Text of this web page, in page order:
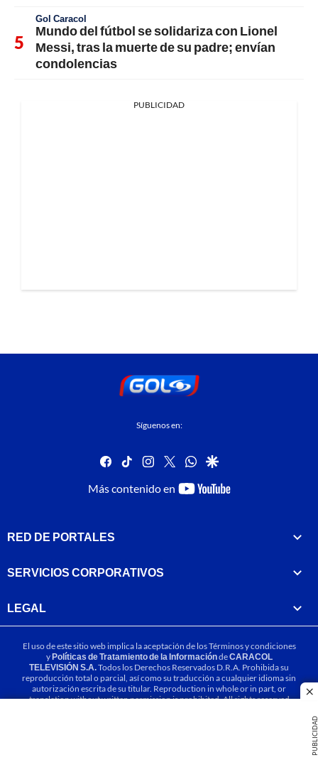
PUBLICIDAD
Gol Caracol
Mundo del fútbol se solidariza con Lionel
Messi, tras la muerte de su padre; envían
condolencias
PUBLICIDAD
Síguenos en:
facebook
tiktok instagram
twitterwhatsapp
google
Más contenido en
youtube-
RED DE PORTALES
SERVICIOS CORPORATIVOS
LEGAL
El uso de este sitio web implica la aceptación de losTérminos y condiciones
yPolíticas de Tratamiento de la InformacióndeCARACOL
TELEVISIÓN S.A.Todos los Derechos Reservados D.R.A. Prohibida su
reproducción total o parcial, así como su traducción a cualquier idioma sin
autorización escrita de su titular. Reproduction in whole or in part, or
translation without written permission is prohibited. All rights reserved